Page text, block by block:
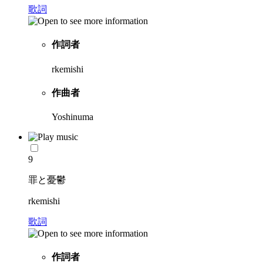
歌詞
作詞者
rkemishi
作曲者
Yoshinuma
9
罪と憂鬱
rkemishi
歌詞
作詞者